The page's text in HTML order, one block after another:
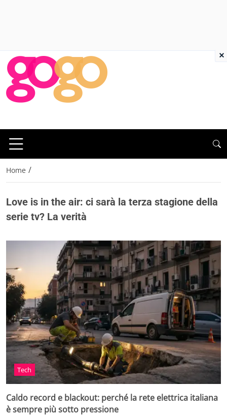
Home /
Love is in the air: ci sarà la terza stagione della
serie tv? La verità
Tech
Caldo record e blackout: perché la rete elettrica italiana
è sempre più sotto pressione
×